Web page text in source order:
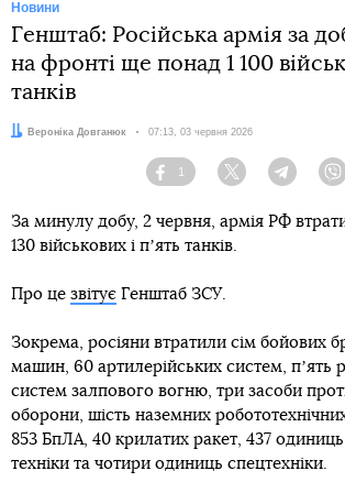
Новини
Генштаб: Російська армія за
на фронті ще понад 1 100
танків
Автор:Вероніка Довганюк Дата:
07:13, 03 червня 2026
Facebook
1
Twitter Telegram
За минулу добу, 2 червня, армія РФ
130 військових і пʼять танків.
Про це звітує Генштаб ЗСУ.
Зокрема, росіяни втратили сім бойових
машин, 60 артилерійських систем, пʼять
систем залпового вогню, три засоби
оборони, шість наземних
853 БпЛА, 40 крилатих ракет, 437 одиниць
техніки та чотири одиниць спецтехніки.